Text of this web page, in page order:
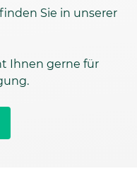
Sie in unserer
Ihnen gerne für